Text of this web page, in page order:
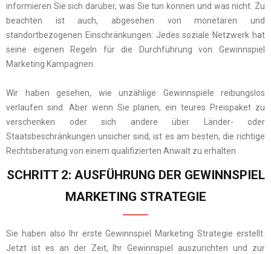
informieren Sie sich darüber, was Sie tun können und was nicht. Zu
beachten ist auch, abgesehen von monetären und
standortbezogenen Einschränkungen: Jedes soziale Netzwerk hat
seine eigenen Regeln für die Durchführung von Gewinnspiel
Marketing Kampagnen
Wir haben gesehen, wie unzählige Gewinnspiele reibungslos
verlaufen sind. Aber wenn Sie planen, ein teures Preispaket zu
verschenken oder sich andere über Länder- oder
Staatsbeschränkungen unsicher sind, ist es am besten, die richtige
Rechtsberatung von einem qualifizierten Anwalt zu erhalten.
SCHRITT 2: AUSFÜHRUNG DER GEWINNSPIEL
MARKETING STRATEGIE
Sie haben also Ihr erste Gewinnspiel Marketing Strategie erstellt.
Jetzt ist es an der Zeit, Ihr Gewinnspiel auszurichten und zur